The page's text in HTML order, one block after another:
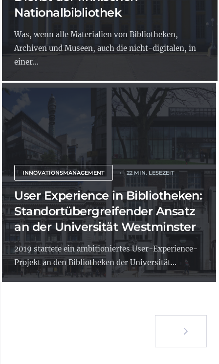
Nationalbibliothek
Was, wenn alle Materialien von Bibliotheken,
Archiven und Museen, auch die nicht-digitalen, in
einer...
INNOVATIONSMANAGEMENT 22 MIN. LESEZEIT
User Experience in Bibliotheken:
Standortübergreifender Ansatz
an der Universität Westminster
2019 startete ein ambitioniertes User-Experience-
Projekt an den Bibliotheken der Universität...